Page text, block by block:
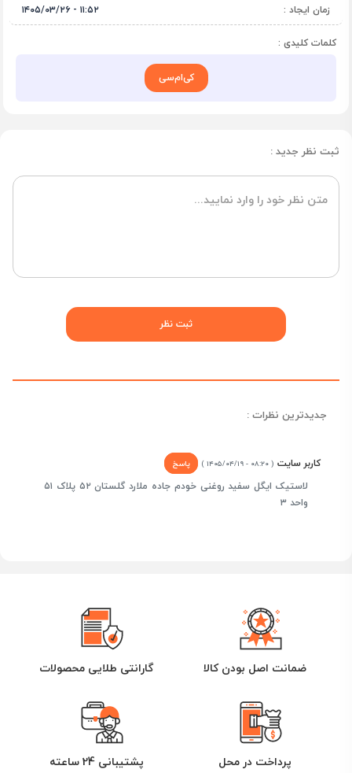
زمان ایجاد :
۱۱:۵۲ - ۱۴۰۵/۰۳/۲۶
کلمات کلیدی :
کی‌ام‌سی
ثبت نظر جدید :
جدیدترین نظرات :
کاربر سایت ( ۰۸:۲۰ - ۱۴۰۵/۰۴/۱۹ ) پاسخ
لاستیک ایگل سفید روغنی خودم جاده ملارد گلستان ۵۲ پلاک ۵۱
واحد ۳
ضمانت اصل بودن کالا گارانتی طلایی محصولات
پرداخت در محل پشتیبانی 24 ساعته